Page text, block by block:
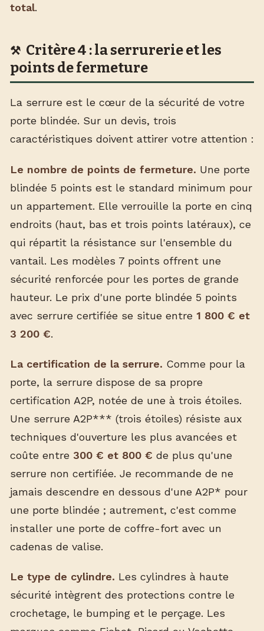
total.
Critère 4 : la serrurerie et les
points de fermeture
La serrure est le cœur de la sécurité de votre
porte blindée. Sur un devis, trois
caractéristiques doivent attirer votre attention :
Le nombre de points de fermeture. Une porte
blindée 5 points est le standard minimum pour
un appartement. Elle verrouille la porte en cinq
endroits (haut, bas et trois points latéraux), ce
qui répartit la résistance sur l'ensemble du
vantail. Les modèles 7 points offrent une
sécurité renforcée pour les portes de grande
hauteur. Le prix d'une porte blindée 5 points
avec serrure certifiée se situe entre 1 800 € et
3 200 €.
La certification de la serrure. Comme pour la
porte, la serrure dispose de sa propre
certification A2P, notée de une à trois étoiles.
Une serrure A2P*** (trois étoiles) résiste aux
techniques d'ouverture les plus avancées et
coûte entre 300 € et 800 € de plus qu'une
serrure non certifiée. Je recommande de ne
jamais descendre en dessous d'une A2P* pour
une porte blindée ; autrement, c'est comme
installer une porte de coffre-fort avec un
cadenas de valise.
Le type de cylindre. Les cylindres à haute
sécurité intègrent des protections contre le
crochetage, le bumping et le perçage. Les